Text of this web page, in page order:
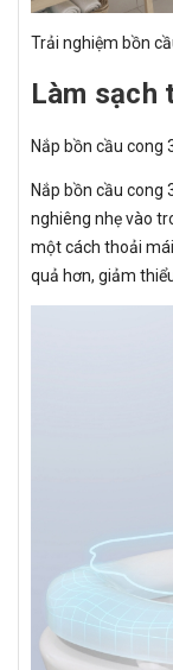
Trải nghiệm bồn
Làm sạch
Nắp bồn cầu cong
Nắp bồn cầu cong
nghiêng nhẹ vào
một cách thoải
quả hơn, giảm